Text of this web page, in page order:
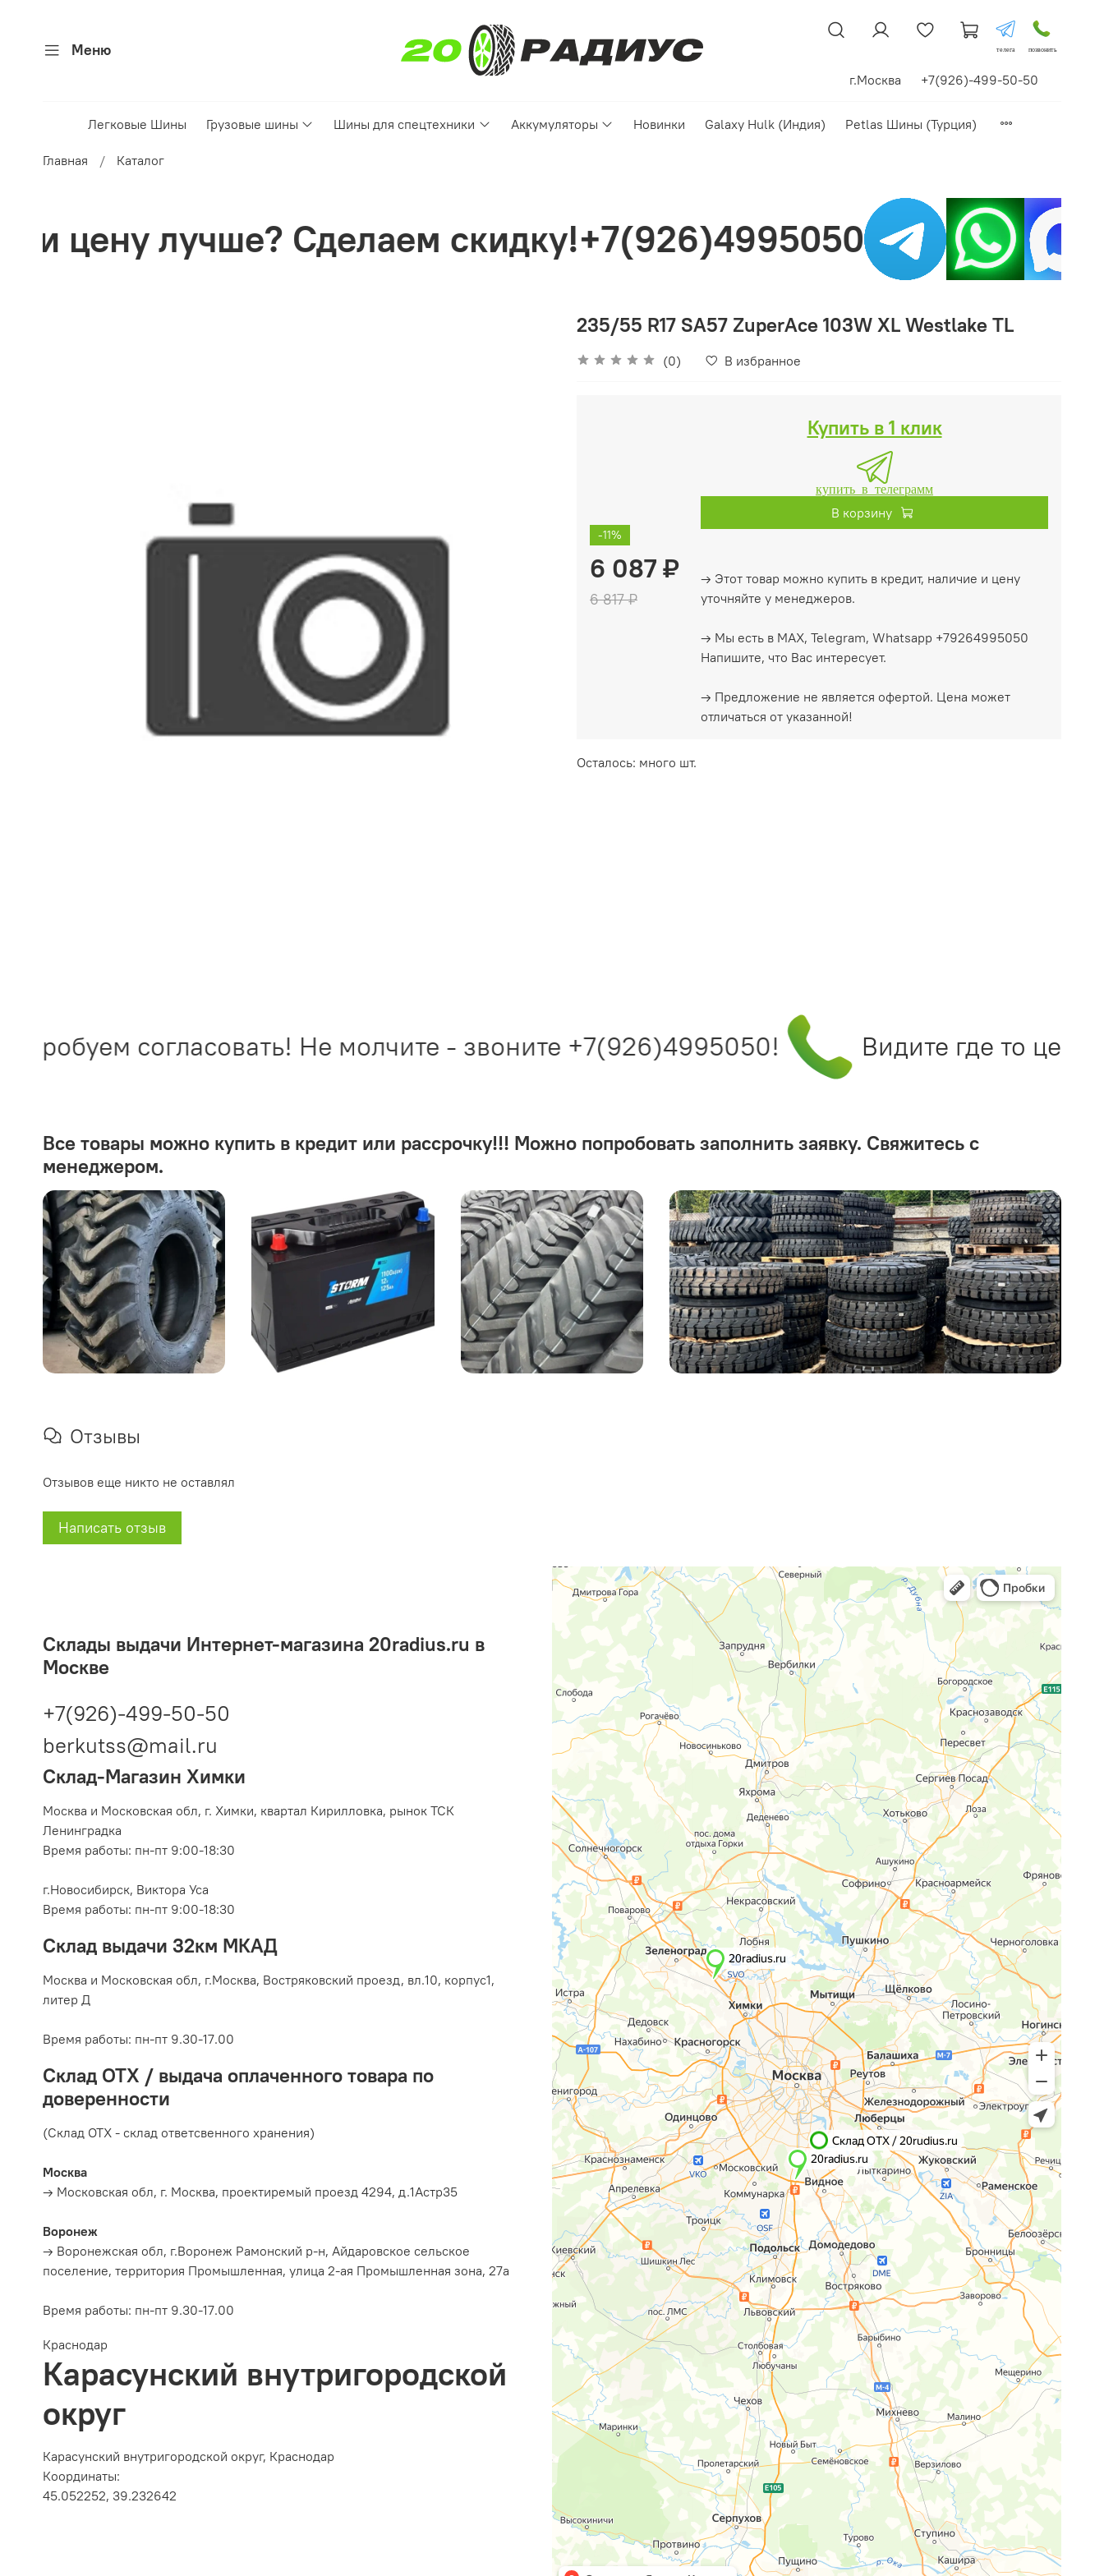
Меню телега позвонить
г.Москва +7(926)-499-50-50
Легковые Шины Грузовые шины Шины для спецтехники Аккумуляторы Новинки Galaxy Hulk (Индия) Petlas Шины (Турция)
Главная Каталог
Сделаем скидку!+7(926)4995050 Нашли
235/55 R17 SA57 ZuperAce 103W XL Westlake TL
(0) В избранное
-11%
6 087 ₽
6 817 ₽
Купить в 1 клик
купить в телеграмм
В корзину
→ Этот товар можно купить в кредит, наличие и цену
уточняйте у менеджеров.
→ Мы есть в MAX, Telegram, Whatsapp +79264995050
Напишите, что Вас интересует.
→ Предложение не является офертой. Цена может
отличаться от указанной!
Осталось: много шт.
согласовать! Не молчите - звоните +7(926)4995050! Видите где то цену
Все товары можно купить в кредит или рассрочку!!! Можно попробовать заполнить заявку. Свяжитесь с
менеджером.
Отзывы
Отзывов еще никто не оставлял
Написать отзыв
Склады выдачи Интернет-магазина 20radius.ru в
Москве
+7(926)-499-50-50
berkutss@mail.ru
Склад-Магазин Химки
Москва и Московская обл, г. Химки, квартал Кирилловка, рынок ТСК
Ленинградка
Время работы: пн-пт 9:00-18:30
г.Новосибирск, Виктора Уса
Время работы: пн-пт 9:00-18:30
Склад выдачи 32км МКАД
Москва и Московская обл, г.Москва, Востряковский проезд, вл.10, корпус1,
литер Д
Время работы: пн-пт 9.30-17.00
Склад ОТХ / выдача оплаченного товара по
доверенности
(Склад ОТХ - склад ответсвенного хранения)
Москва
→ Московская обл, г. Москва, проектиремый проезд 4294, д.1Астр35
Воронеж
→ Воронежская обл, г.Воронеж Рамонский р-н, Айдаровское сельское
поселение, территория Промышленная, улица 2-ая Промышленная зона, 27а
Время работы: пн-пт 9.30-17.00
Краснодар
Карасунский внутригородской
округ
Карасунский внутригородской округ, Краснодар
Координаты:
45.052252, 39.232642